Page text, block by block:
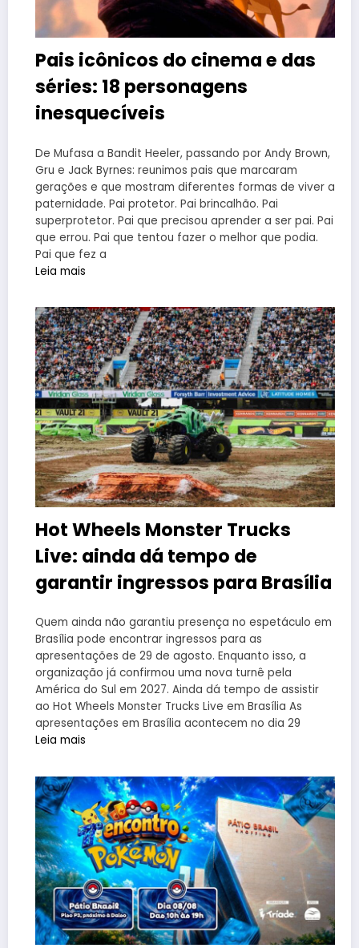
Pais icônicos do cinema e das
séries: 18 personagens
inesquecíveis
De Mufasa a Bandit Heeler, passando por Andy Brown,
Gru e Jack Byrnes: reunimos pais que marcaram
gerações e que mostram diferentes formas de viver a
paternidade. Pai protetor. Pai brincalhão. Pai
superprotetor. Pai que precisou aprender a ser pai. Pai
que errou. Pai que tentou fazer o melhor que podia.
Pai que fez a
Leia mais
Hot Wheels Monster Trucks
Live: ainda dá tempo de
garantir ingressos para Brasília
Quem ainda não garantiu presença no espetáculo em
Brasília pode encontrar ingressos para as
apresentações de 29 de agosto. Enquanto isso, a
organização já confirmou uma nova turnê pela
América do Sul em 2027. Ainda dá tempo de assistir
ao Hot Wheels Monster Trucks Live em Brasília As
apresentações em Brasília acontecem no dia 29
Leia mais